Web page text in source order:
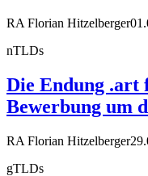
RA Florian Hitzelberger
nTLDs
Die Endung .art
Bewerbung um
RA Florian Hitzelberger
gTLDs